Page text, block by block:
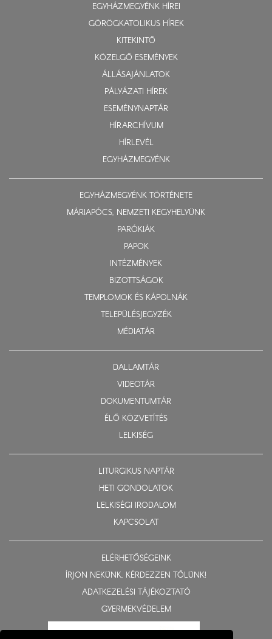
EGYHÁZMEGYÉNK HÍREI
GÖRÖGKATOLIKUS HÍREK
KITEKINTŐ
KÖZELGŐ ESEMÉNYEK
ÁLLÁSAJÁNLATOK
PÁLYÁZATI HÍREK
ESEMÉNYNAPTÁR
HÍRARCHÍVUM
HÍRLEVÉL
EGYHÁZMEGYÉNK
EGYHÁZMEGYÉNK TÖRTÉNETE
MÁRIAPÓCS, NEMZETI KEGYHELYÜNK
PARÓKIÁK
PAPOK
INTÉZMÉNYEK
BIZOTTSÁGOK
TEMPLOMOK ÉS KÁPOLNÁK
TELEPÜLÉSJEGYZÉK
MÉDIATÁR
DALLAMTÁR
VIDEOTÁR
DOKUMENTUMTÁR
ÉLŐ KÖZVETÍTÉS
LELKISÉG
LITURGIKUS NAPTÁR
HETI GONDOLATOK
LELKISÉGI IRODALOM
KAPCSOLAT
ELÉRHETŐSÉGEINK
ÍRJON NEKÜNK, KÉRDEZZEN TŐLÜNK!
ADATKEZELÉSI TÁJÉKOZTATÓ
GYERMEKVÉDELEM